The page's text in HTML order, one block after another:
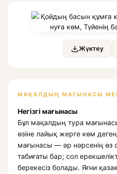
Жүктеу
МАҚАЛДЫҢ МАҒЫНАСЫ МЕН
Негізгі мағынасы
Бұл мақалдың тура
өзіне лайық жерге көм
мағынасы — әр нәрсенің өз
табиғаты бар; сол
берекесіз болады. Яғни